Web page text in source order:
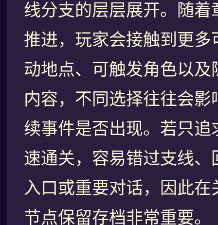
线分支的层层展开。随着
推进，玩家会接触到更多
动地点、可触发角色以及
内容，不同选择往往会影
续事件是否出现。若只追
速通关，容易错过支线、
入口或重要对话，因此在
节点保留存档非常重要。